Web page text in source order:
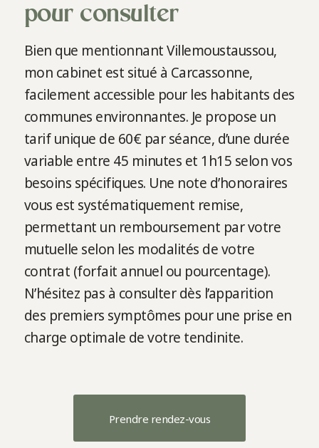
pour consulter
Bien que mentionnant Villemoustaussou,
mon cabinet est situé à Carcassonne,
facilement accessible pour les habitants des
communes environnantes. Je propose un
tarif unique de 60€ par séance, d’une durée
variable entre 45 minutes et 1h15 selon vos
besoins spécifiques. Une note d’honoraires
vous est systématiquement remise,
permettant un remboursement par votre
mutuelle selon les modalités de votre
contrat (forfait annuel ou pourcentage).
N’hésitez pas à consulter dès l’apparition
des premiers symptômes pour une prise en
charge optimale de votre tendinite.
Prendre rendez-vous